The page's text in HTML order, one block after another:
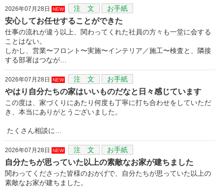
2026年07月28日 NEW 注 文 お手紙
安心してお任せすることができた
仕事の流れが違う以上、関わってくれた社員の方々も一堂に会する
ことはない。
しかし、営業〜フロント〜実施〜インテリア／施工〜検査と、隣接
する部署はつなが…
2026年07月28日 NEW 注 文 お手紙
やはり自分たちの家はいいものだなと日々感じています
この度は、家づくりにあたり何度も丁寧に打ち合わせをしていただ
き、本当にありがとうございました。
たくさん相談に…
2026年07月28日 NEW 注 文 お手紙
自分たちが思っていた以上の素敵なお家が建ちました
関わってくださった皆様のおかげで、自分たちが思っていた以上の
素敵なお家が建ちました。